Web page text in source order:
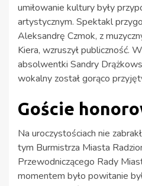
umiłowanie kultury były
artystycznym. Spektakl
Aleksandrę Czmok, z
Kiera, wzruszył publiczność.
absolwentki Sandry
wokalny został gorąco
Goście
Na uroczystościach nie
tym Burmistrza Miasta
Przewodniczącego Rady
momentem było powitanie